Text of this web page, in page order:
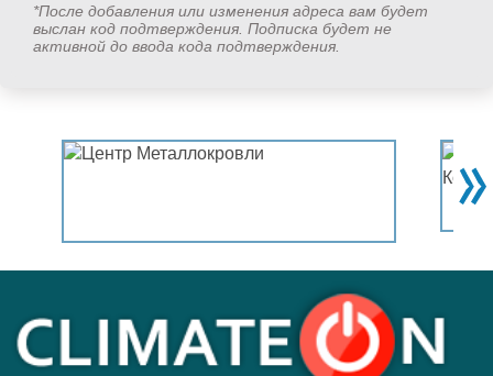
*После добавления или изменения адреса вам будет
выслан код подтверждения. Подписка будет не
активной до ввода кода подтверждения.